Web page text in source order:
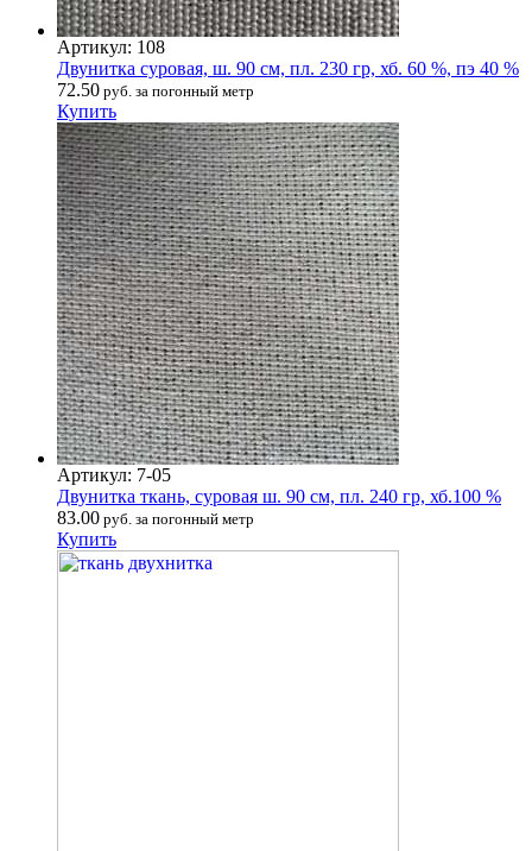
Артикул: 108
Двунитка суровая, ш. 90 см, пл. 230 гр, хб. 60 %, пэ 40 %
72.50 руб. за погонный метр
Купить
Артикул: 7-05
Двунитка ткань, суровая ш. 90 см, пл. 240 гр, хб.100 %
83.00 руб. за погонный метр
Купить